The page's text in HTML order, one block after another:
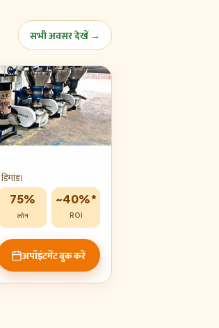
सभी अवसर देखें →
75%
लोन
~40%*
ROI
अपॉइंटमेंट बुक करें